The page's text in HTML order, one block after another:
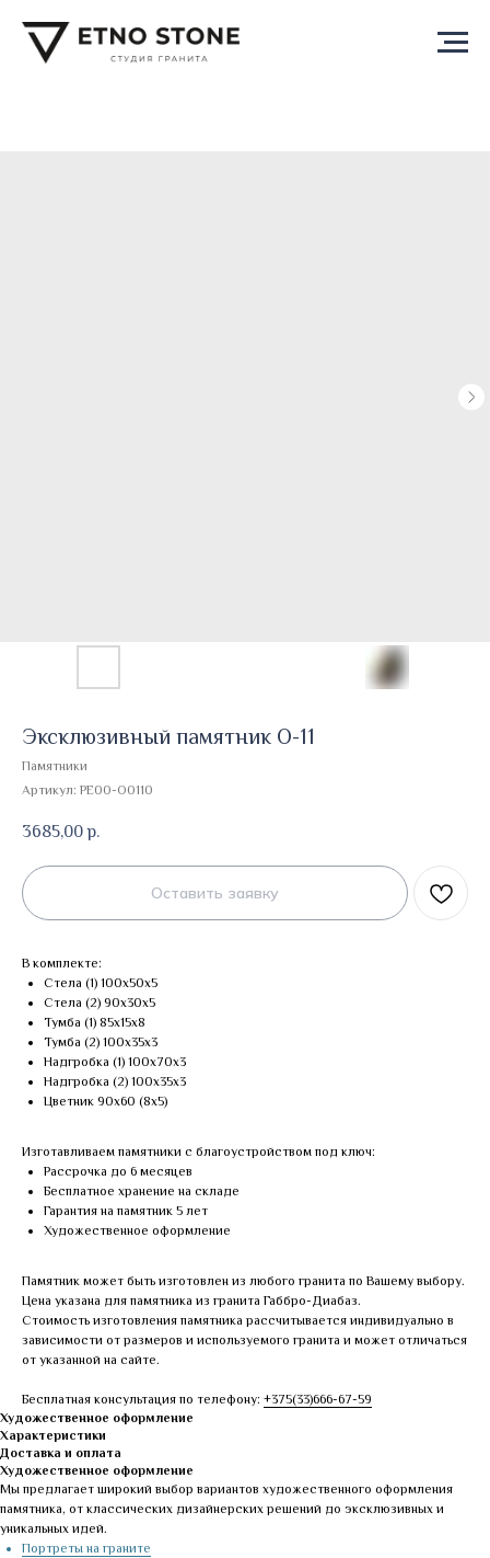
Эксклюзивный памятник О-11
Памятники
Артикул: PE00-O0110
3685,00 р.
Оставить заявку
В комплекте:
Стела (1) 100х50х5
Стела (2) 90х30х5
Тумба (1) 85х15х8
Тумба (2) 100х35х3
Надгробка (1) 100х70х3
Надгробка (2) 100х35х3
Цветник 90х60 (8х5)
Изготавливаем памятники с благоустройством под ключ:
Рассрочка до 6 месяцев
Бесплатное хранение на складе
Гарантия на памятник 5 лет
Художественное оформление
Памятник может быть изготовлен из любого гранита по Вашему выбору.
Цена указана для памятника из гранита Габбро-Диабаз.
Стоимость изготовления памятника рассчитывается индивидуально в
зависимости от размеров и используемого гранита и может отличаться
от указанной на сайте.
Бесплатная консультация по телефону: +375(33)666-67-59
Художественное оформление
Характеристики
Доставка и оплата
Художественное оформление
Мы предлагает широкий выбор вариантов художественного оформления
памятника, от классических дизайнерских решений до эксклюзивных и
уникальных идей.
Портреты на граните